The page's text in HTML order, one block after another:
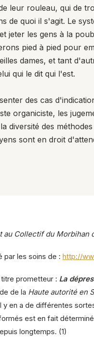
leur rouleau, qui de
de quoi il s'agit. Le
jeter les gens à la
pied à pied pour
dames, et tant
qui le dit qui l'est.
des cas
organiciste, les
diversité des
sont en droit
au Collectif du Morbihan
par les soins de : http://
titre prometteur : La
de la Haute autorité en
en a de différentes
est en fait
longtemps. (1)